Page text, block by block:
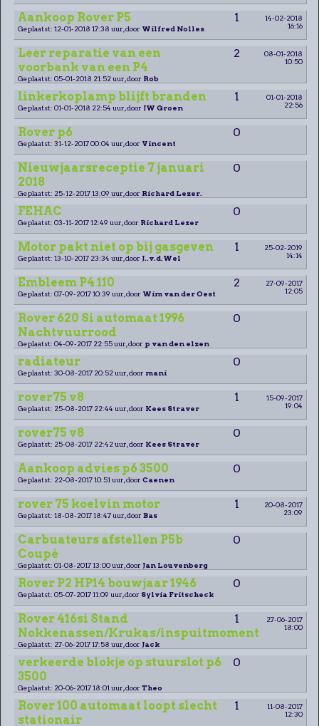
Aankoop Rover P5 1
14-02-2018
16:16
Geplaatst: 12-01-2018 17:38 uur, door Wilfred Nolles
Leer reparatie van een
voorbank van een P4
2
08-01-2018
10:50
Geplaatst: 05-01-2018 21:52 uur, door Rob
linkerkoplamp blijft branden 1
01-01-2018
22:56
Geplaatst: 01-01-2018 22:54 uur, door JW Groen
Rover p6 0
Geplaatst: 31-12-2017 00:04 uur, door Vincent
Nieuwjaarsreceptie 7 januari
2018
0
Geplaatst: 25-12-2017 13:09 uur, door Richard Lezer.
FEHAC 0
Geplaatst: 03-11-2017 12:49 uur, door Richard Lezer
Motor pakt niet op bij gasgeven 1
25-02-2019
14:14
Geplaatst: 13-10-2017 23:34 uur, door J..v.d.Wel
Embleem P4 110 2
27-09-2017
12:05
Geplaatst: 07-09-2017 10:39 uur, door Wim van der Oest
Rover 620 Si automaat 1996
Nachtvuurrood
0
Geplaatst: 04-09-2017 22:55 uur, door p van den elzen
radiateur 0
Geplaatst: 30-08-2017 20:52 uur, door mani
rover75 v8 1
15-09-2017
19:04
Geplaatst: 25-08-2017 22:44 uur, door Kees Straver
rover75 v8 0
Geplaatst: 25-08-2017 22:42 uur, door Kees Straver
Aankoop advies p6 3500 0
Geplaatst: 22-08-2017 10:51 uur, door Caenen
rover 75 koelvin motor 1
20-08-2017
23:09
Geplaatst: 18-08-2017 18:47 uur, door Bas
Carbuateurs afstellen P5b
Coupé
0
Geplaatst: 01-08-2017 13:00 uur, door Jan Louvenberg
Rover P2 HP14 bouwjaar 1946 0
Geplaatst: 05-07-2017 11:09 uur, door Sylvia Fritscheck
Rover 416si Stand
Nokkenassen/Krukas/inspuitmoment
1
27-06-2017
18:00
Geplaatst: 27-06-2017 17:58 uur, door Jack
verkeerde blokje op stuurslot p6
3500
0
Geplaatst: 20-06-2017 18:01 uur, door Theo
Rover 100 automaat loopt slecht
stationair
1
11-08-2017
12:30